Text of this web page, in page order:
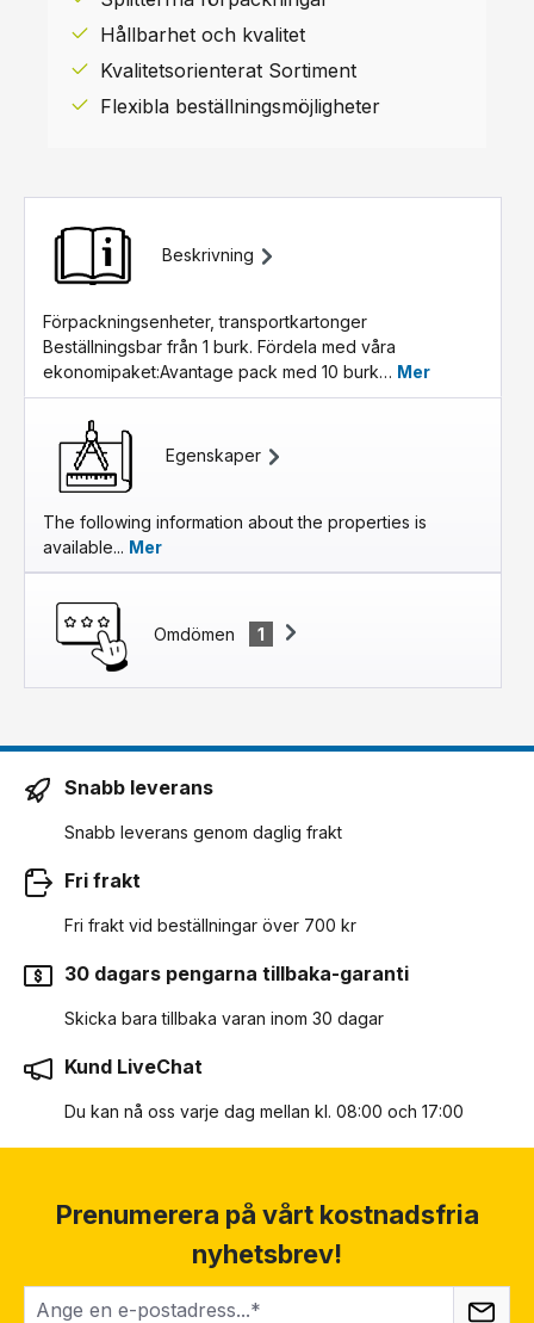
Hållbarhet och kvalitet
Kvalitetsorienterat Sortiment
Flexibla beställningsmöjligheter
Beskrivning
Förpackningsenheter, transportkartonger
Beställningsbar från 1 burk. Fördela med våra
ekonomipaket:Avantage pack med 10 burk… Mer
Egenskaper
The following information about the properties is
available... Mer
Omdömen 1
Snabb leverans
Snabb leverans genom daglig frakt
Fri frakt
Fri frakt vid beställningar över 700 kr
30 dagars pengarna tillbaka-garanti
Skicka bara tillbaka varan inom 30 dagar
Kund LiveChat
Du kan nå oss varje dag mellan kl. 08:00 och 17:00
Prenumerera på vårt kostnadsfria
nyhetsbrev!